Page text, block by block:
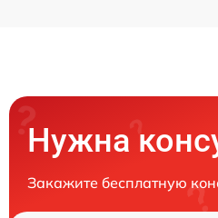
Нужна
Закажите бесплатную